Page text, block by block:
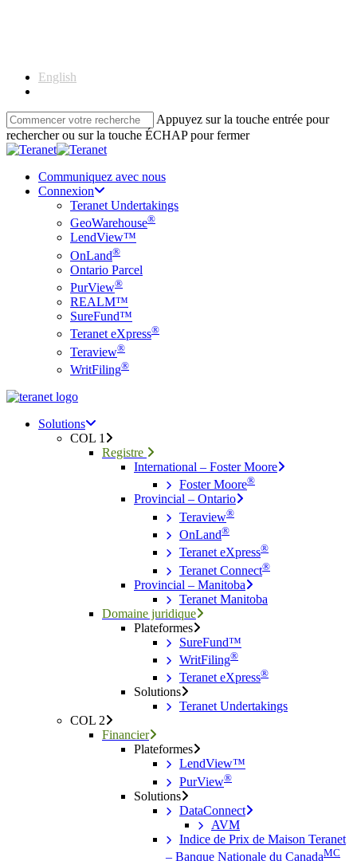
English
Appuyez sur la touche entrée pour
rechercher ou sur la touche ÉCHAP pour fermer
Close
Communiquez avec nous
Connexion
Teranet Undertakings
GeoWarehouse®
LendView™
OnLand®
Ontario Parcel
PurView®
REALM™
SureFund™
Teranet eXpress®
Teraview®
WritFiling®
Menu
search
Menu
Solutions
COL 1
Registre
International – Foster Moore
Foster Moore®
Provincial – Ontario
Teraview®
OnLand®
Teranet eXpress®
Teranet Connect®
Provincial – Manitoba
Teranet Manitoba
Domaine juridique
Plateformes
SureFund™
WritFiling®
Teranet eXpress®
Solutions
Teranet Undertakings
COL 2
Financier
Plateformes
LendView™
PurView®
Solutions
DataConnect
AVM
Indice de Prix de Maison Teranet
– Banque Nationale du CanadaMC